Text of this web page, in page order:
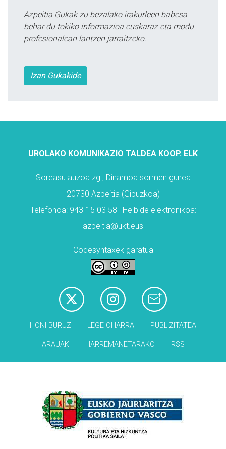
Azpeitia Gukak zu bezalako irakurleen babesa
behar du tokiko informazioa euskaraz eta modu
profesionalean lantzen jarraitzeko.
Izan Gukakide
UROLAKO KOMUNIKAZIO TALDEA KOOP. ELK
Soreasu auzoa zg., Dinamoa sormen gunea
20730 Azpeitia (Gipuzkoa)
Telefonoa: 943-15 03 58 | Helbide elektronikoa:
azpeitia@ukt.eus
Codesyntaxek garatua
HONI BURUZ LEGE OHARRA PUBLIZITATEA
ARAUAK HARREMANETARAKO RSS